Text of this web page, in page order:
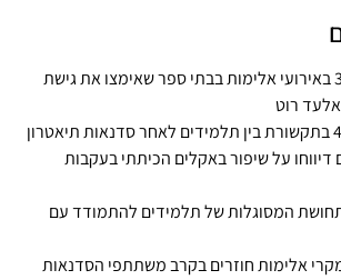
ירידה של 32% באירועי אלימות בבתי ספר שאימצו את גישת
רוט
דיווחו על שיפור באקלים הכיתתי בעקבות
בתחושת המסוגלות של תלמידים להתמודד עם